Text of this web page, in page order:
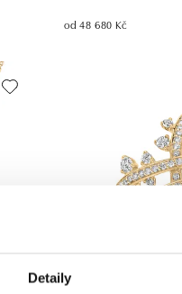
Detaily
od 48 680 Kč